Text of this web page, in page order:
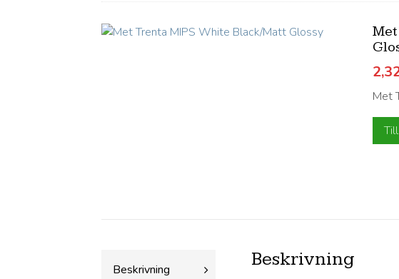
Met
Beskrivning Beskrivning